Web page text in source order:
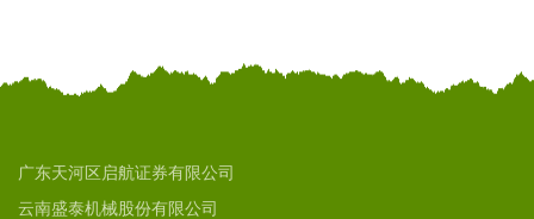
广东天河区启航证券有限公司
云南盛泰机械股份有限公司